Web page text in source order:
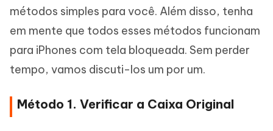
métodos simples para você. Além disso, tenha
em mente que todos esses métodos funcionam
para iPhones com tela bloqueada. Sem perder
tempo, vamos discuti-los um por um.
Método 1. Verificar a Caixa Original